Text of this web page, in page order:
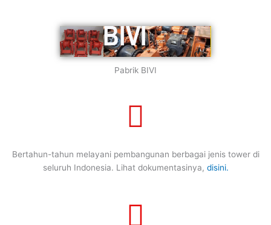
Pabrik BIVI
Bertahun-tahun melayani pembangunan berbagai jenis tower di
seluruh Indonesia. Lihat dokumentasinya, disini.